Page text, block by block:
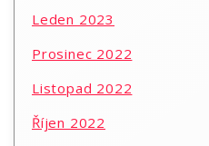
Leden 2023
Prosinec 2022
Listopad 2022
Říjen 2022